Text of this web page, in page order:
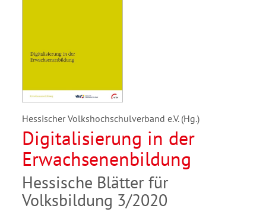
Hessischer Volkshochschulverband e.V. (Hg.)
Digitalisierung in der
Erwachsenenbildung
Hessische Blätter für
Volksbildung 3/2020